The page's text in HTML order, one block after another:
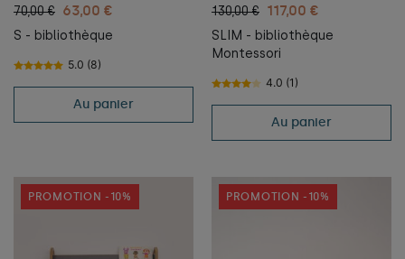
70,00 € 63,00 €
S - bibliothèque
5.0 (8)
Au panier
130,00 € 117,00 €
SLIM - bibliothèque
Montessori
4.0 (1)
Au panier
PROMOTION -10% PROMOTION -10%